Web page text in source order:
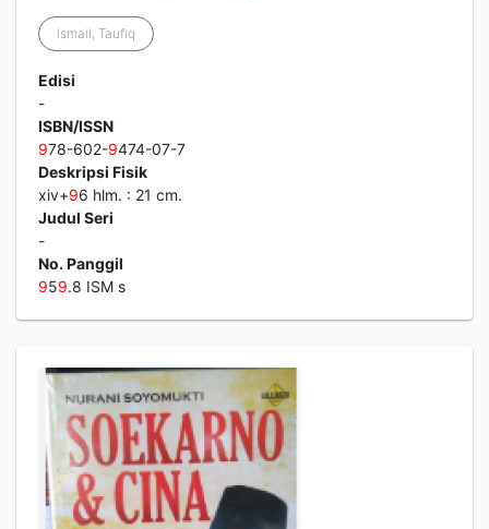
Ismail, Taufiq
Edisi
-
ISBN/ISSN
978-602-9474-07-7
Deskripsi Fisik
xiv+96 hlm. : 21 cm.
Judul Seri
-
No. Panggil
959.8 ISM s